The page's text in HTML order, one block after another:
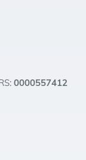
0000557412